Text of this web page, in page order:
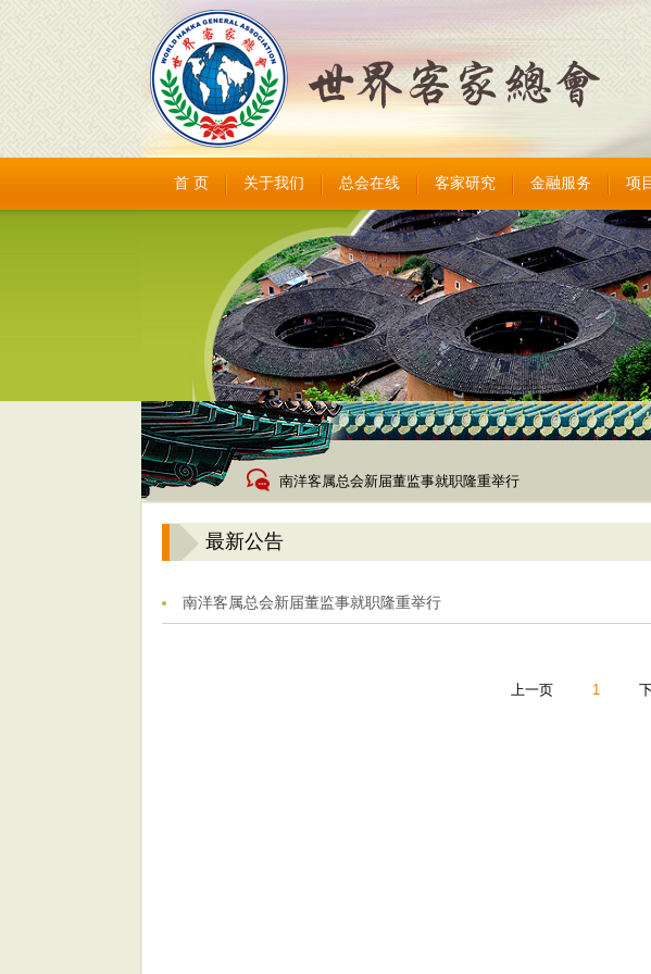
首 页 关于我们 总会在线 客家研究 金融服务 项
南洋客属总会新届董监事就职隆重举行
最新公告
南洋客属总会新届董监事就职隆重举行
上一页 1